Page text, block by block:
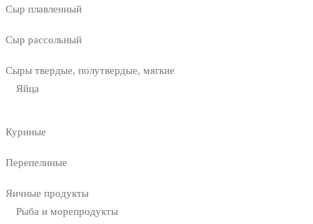
Сыр плавленный
Сыр рассольный
Сыры твердые, полутвердые, мягкие
Яйца
Куриные
Перепелиные
Яичные продукты
Рыба и морепродукты